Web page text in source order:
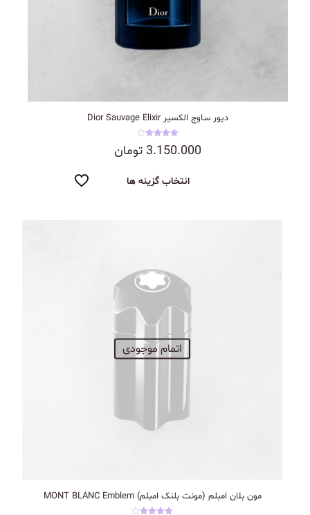
دیور ساوج الکسیر Dior Sauvage Elixir
نمره
4.00
3.150.000 تومان
انتخاب گزینه ها
اتمام موجودی
مون بلان امبلم (مونت بلنک امبلم) MONT BLANC Emblem